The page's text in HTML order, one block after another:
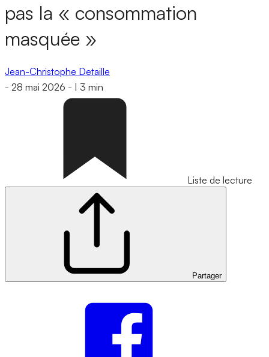
pas la « consommation
masquée »
Jean-Christophe Detaille
- 28 mai 2026 - 3 min
Liste de lecture
Partager